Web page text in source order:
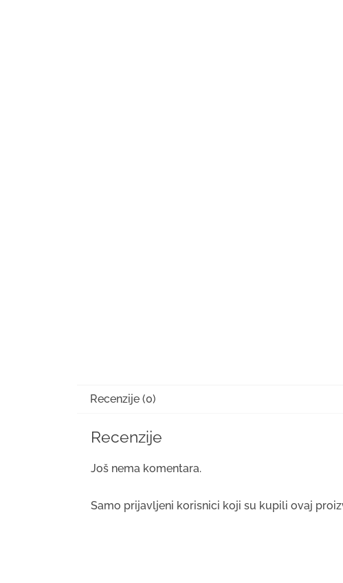
Recenzije (0)
Recenzije
Još nema komentara.
Samo prijavljeni korisnici koji su kupili ovaj